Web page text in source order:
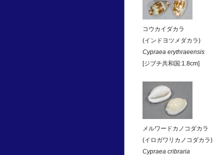
コウカイダカラ
(インドヨツメダカラ)
Cypraea erythraeensis
[ジブチ共和国:1.8cm]
メルワードカノコダカラ
(イロガワリカノコダカラ)
Cypraea cribraria